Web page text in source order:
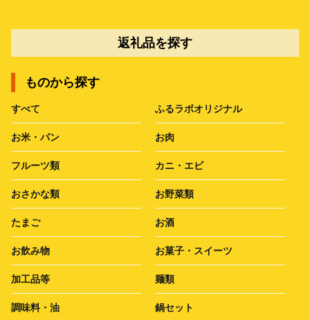
返礼品を探す
ものから探す
すべて ふるラボオリジナル
お米・パン お肉
フルーツ類 カニ・エビ
おさかな類 お野菜類
たまご お酒
お飲み物 お菓子・スイーツ
加工品等 麺類
調味料・油 鍋セット